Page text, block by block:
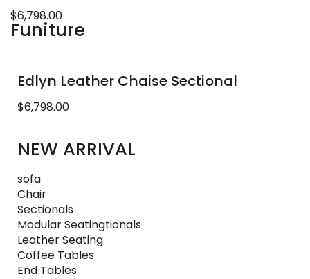
$6,798.00
Funiture
Edlyn Leather Chaise Sectional
$6,798.00
NEW ARRIVAL
sofa
Chair
Sectionals
Modular Seatingtionals
Leather Seating
Coffee Tables
End Tables